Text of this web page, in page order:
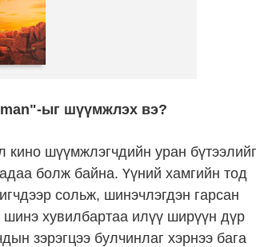
ыг шүүмжлэх вэ?
шүүмжлэгчдийн уран бүтээлийг
болж байна. Үүний хамгийн тод
сольж, шинэчлэгдэн гарсан
хувилбартаа илүү ширүүн дүр
зэрэгцээ булчинлаг хэрнээ бага